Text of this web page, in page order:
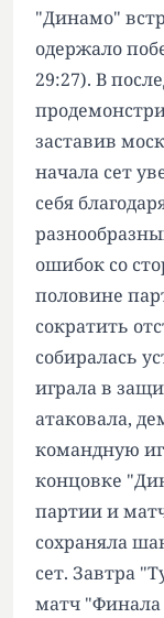
"Динамо"
одержало
29:27). В
заставив
начала сет
себя
ошибок со
половине
сократить
собиралась
играла в
атаковала,
командную
концовке
партии и
сохраняла
сет. Завтра
матч "Финала